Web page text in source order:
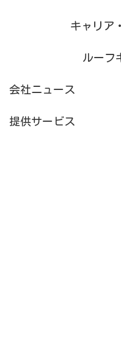
キャリア
ルーフ
会社ニュース
提供サービス